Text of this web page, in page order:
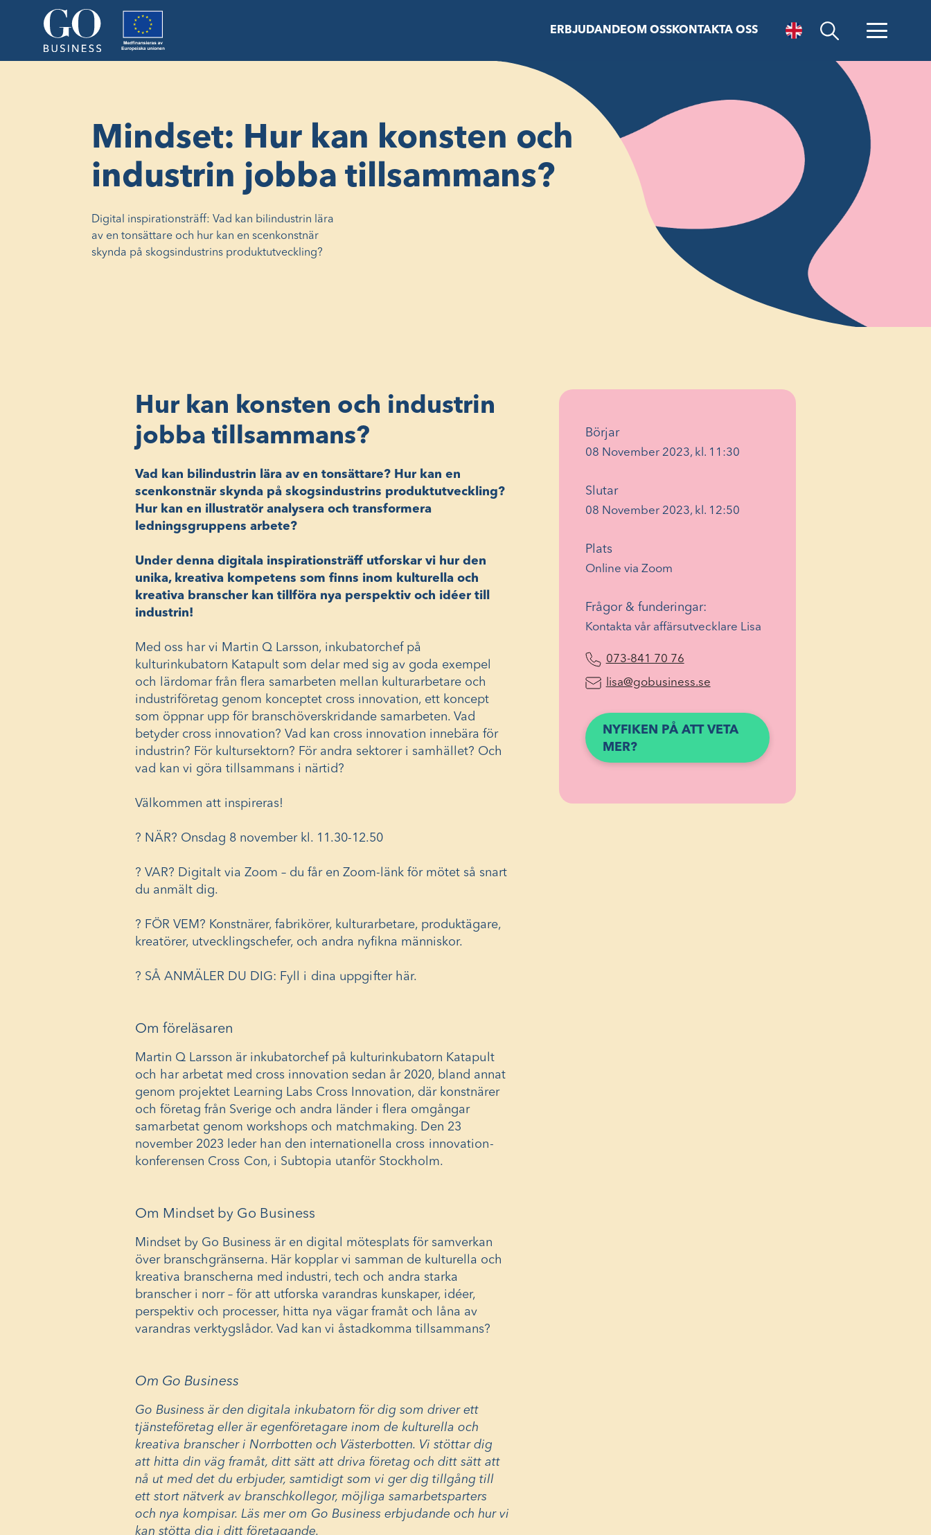
ERBJUDANDEOM OSSKONTAKTA OSS
Öppna sök
-
Mindset: Hur kan konsten och
industrin jobba tillsammans?
Digital inspirationsträff: Vad kan bilindustrin lära
av en tonsättare och hur kan en scenkonstnär
skynda på skogsindustrins produktutveckling?
Hur kan konsten och industrin
jobba tillsammans?
Vad kan bilindustrin lära av en tonsättare? Hur kan en
scenkonstnär skynda på skogsindustrins produktutveckling?
Hur kan en illustratör analysera och transformera
ledningsgruppens arbete?
Under denna digitala inspirationsträff utforskar vi hur den
unika, kreativa kompetens som finns inom kulturella och
kreativa branscher kan tillföra nya perspektiv och idéer till
industrin!
Med oss har vi Martin Q Larsson, inkubatorchef på
kulturinkubatorn Katapult som delar med sig av goda exempel
och lärdomar från flera samarbeten mellan kulturarbetare och
industriföretag genom konceptet cross innovation, ett koncept
som öppnar upp för branschöverskridande samarbeten. Vad
betyder cross innovation? Vad kan cross innovation innebära för
industrin? För kultursektorn? För andra sektorer i samhället? Och
vad kan vi göra tillsammans i närtid?
Välkommen att inspireras!
? NÄR? Onsdag 8 november kl. 11.30-12.50
? VAR? Digitalt via Zoom – du får en Zoom-länk för mötet så snart
du anmält dig.
? FÖR VEM? Konstnärer, fabrikörer, kulturarbetare, produktägare,
kreatörer, utvecklingschefer, och andra nyfikna människor.
? SÅ ANMÄLER DU DIG: Fyll i dina uppgifter här.
Om föreläsaren
Martin Q Larsson är inkubatorchef på kulturinkubatorn Katapult
och har arbetat med cross innovation sedan år 2020, bland annat
genom projektet Learning Labs Cross Innovation, där konstnärer
och företag från Sverige och andra länder i flera omgångar
samarbetat genom workshops och matchmaking. Den 23
november 2023 leder han den internationella cross innovation-
konferensen Cross Con, i Subtopia utanför Stockholm.
Om Mindset by Go Business
Mindset by Go Business är en digital mötesplats för samverkan
över branschgränserna. Här kopplar vi samman de kulturella och
kreativa branscherna med industri, tech och andra starka
branscher i norr – för att utforska varandras kunskaper, idéer,
perspektiv och processer, hitta nya vägar framåt och låna av
varandras verktygslådor. Vad kan vi åstadkomma tillsammans?
Om Go Business
Go Business är den digitala inkubatorn för dig som driver ett
tjänsteföretag eller är egenföretagare inom de kulturella och
kreativa branscher i Norrbotten och Västerbotten. Vi stöttar dig
att hitta din väg framåt, ditt sätt att driva företag och ditt sätt att
nå ut med det du erbjuder, samtidigt som vi ger dig tillgång till
ett stort nätverk av branschkollegor, möjliga samarbetsparters
och nya kompisar. Läs mer om Go Business erbjudande och hur vi
kan stötta dig i ditt företagande.
Börjar
08 November 2023, kl. 11:30
Slutar
08 November 2023, kl. 12:50
Plats
Online via Zoom
Frågor & funderingar:
Kontakta vår affärsutvecklare Lisa
073-841 70 76(Öppnas i ett nytt fönster)
lisa@gobusiness.se(Öppnas i ett nytt fönster)
NYFIKEN PÅ ATT VETA
MER?(ÖPPNAS
I